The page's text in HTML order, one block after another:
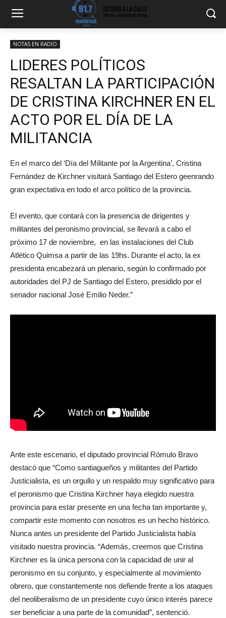
NOTAS EN RADIO
LIDERES POLÍTICOS
RESALTAN LA PARTICIPACIÓN
DE CRISTINA KIRCHNER EN EL
ACTO POR EL DÍA DE LA
MILITANCIA
En el marco del ‘Día del Militante por la Argentina’, Cristina
Fernández de Kirchner visitará Santiago del Estero geenrando
gran expectativa en todo el arco político de la provincia.
El evento, que contará con la presencia de dirigentes y
militantes del peronismo provincial, se llevará a cabo el
próximo 17 de noviembre, en las instalaciones del Club
Atlético Quimsa a partir de las 19hs. Durante el acto, la ex
presidenta encabezará un plenario, según lo confirmado por
autoridades del PJ de Santiago del Estero, presidido por el
senador nacional José Emilio Neder.”
Ante este escenario, el diputado provincial Rómulo Bravo
destacó que “Como santiagueños y militantes del Partido
Justicialista, es un orgullo y un respaldo muy significativo para
el peronismo que Cristina Kirchner haya elegido nuestra
provincia para estar presente en una fecha tan importante y,
compartir este momento con nosotros es un hecho histórico.
Nunca antes un presidente del Partido Justicialista había
visitado nuestra provincia. “Además, creemos que Cristina
Kirchner es la única persona con la capacidad de unir al
peronismo en su conjunto, y especialmente al movimiento
obrero, que constantemente nos defiende frente a los ataques
del neoliberalismo de un presidente cuyo único interés parece
ser beneficiar a una parte de la comunidad”, sentenció.